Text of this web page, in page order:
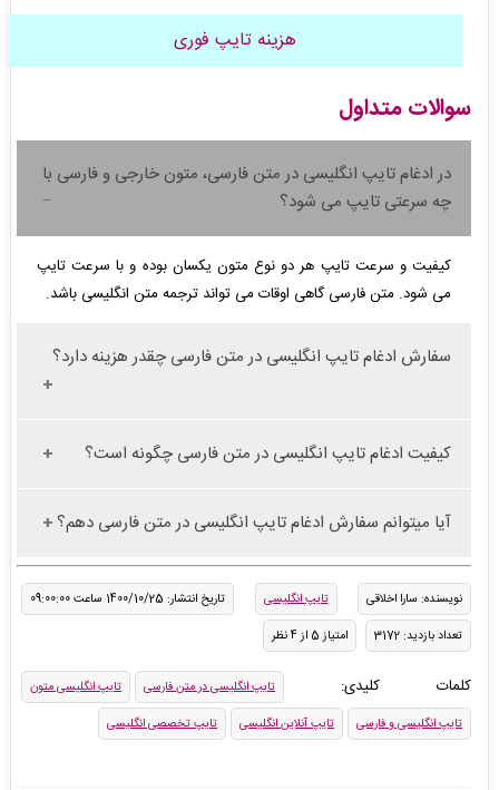
هزینه تایپ فوری
سوالات متداول
در ادغام تایپ انگلیسی در متن فارسی، متون خارجی و فارسی با
چه سرعتی تایپ می شود؟
کیفیت و سرعت تایپ هر دو نوع متون یکسان بوده و با سرعت تایپ
می شود. متن فارسی گاهی اوقات می تواند ترجمه متن انگلیسی باشد.
سفارش ادغام تایپ انگلیسی در متن فارسی چقدر هزینه دارد؟
کیفیت ادغام تایپ انگلیسی در متن فارسی چگونه است؟
آیا میتوانم سفارش ادغام تایپ انگلیسی در متن فارسی دهم؟
نویسنده: سارا اخلاقی تایپ انگلیسی
تاریخ انتشار: 1400/10/25 ساعت 09:00:00
تعداد بازدید: 3172
امتیاز 5 از 4 نظر
کلمات کلیدی: تایپ انگلیسی در متن فارسی
تایپ انگلیسی متون
تایپ انگلیسی و فارسی
تایپ آنلاین انگلیسی تایپ تخصصی انگلیسی